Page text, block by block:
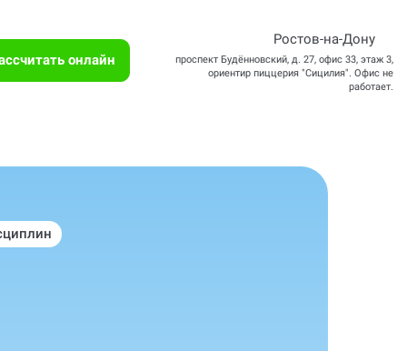
онлайн
Ростов-на-Дону
проспект Будённовский, д. 27, офис 33, этаж 3,
ориентир пиццерия "Сицилия". Офис не
работает.